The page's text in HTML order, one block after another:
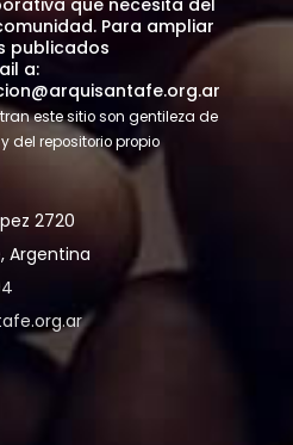
Para ampliar
publicados
a:
este sitio son gentileza de
del repositorio propio
2720
Argentina